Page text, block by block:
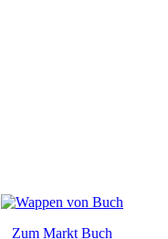
Zum Markt Buch